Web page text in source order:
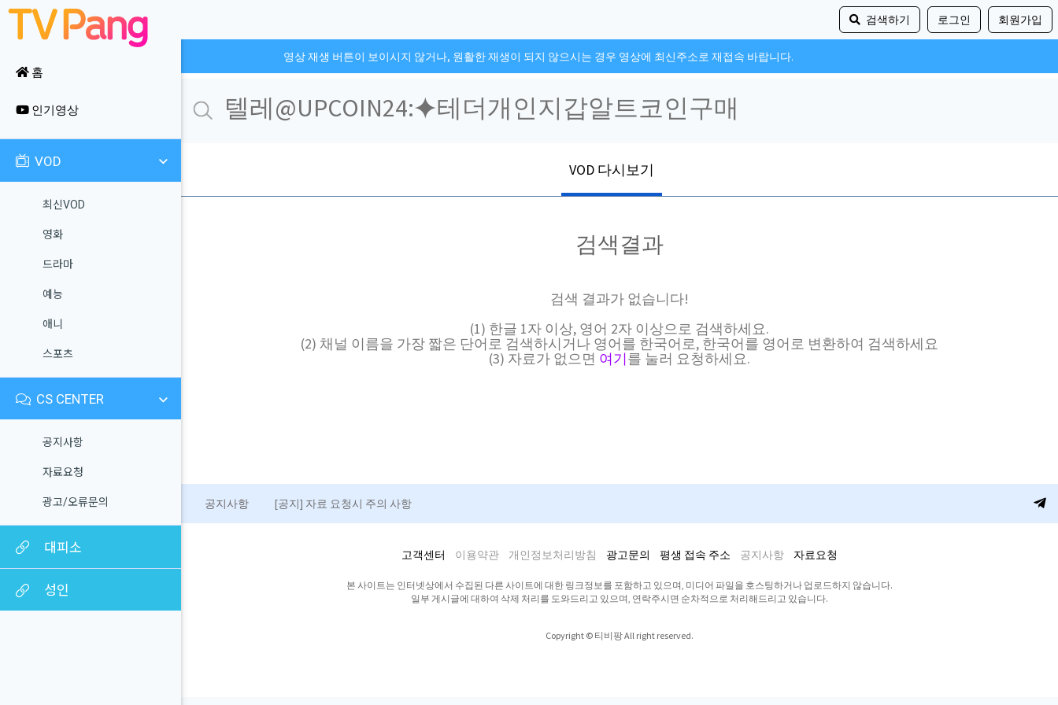
검색하기 로그인 회원가입
홈
인기영상
VOD
최신VOD
영화
드라마
예능
애니
스포츠
CS CENTER
공지사항
자료요청
광고/오류문의
대피소
성인
영상 재생 버튼이 보이시지 않거나, 원활한 재생이 되지 않으시는 경우 영상에 최신주소로 재접속 바랍니다.
VOD 다시보기
검색결과
검색 결과가 없습니다!
(1) 한글 1자 이상, 영어 2자 이상으로 검색하세요.
(2) 채널 이름을 가장 짧은 단어로 검색하시거나 영어를 한국어로, 한국어를 영어로 변환하여 검색하세요
(3) 자료가 없으면 여기를 눌러 요청하세요.
공지사항 [공지] 자료 요청시 주의 사항
고객센터 이용약관 개인정보처리방침 광고문의 평생 접속 주소 공지사항 자료요청
본 사이트는 인터넷상에서 수집된 다른 사이트에 대한 링크정보를 포함하고 있으며, 미디어 파일을 호스팅하거나 업로드하지 않습니다.
일부 게시글에 대하여 삭제 처리를 도와드리고 있으며, 연락주시면 순차적으로 처리해드리고 있습니다.
Copyright © 티비팡 All right reserved.